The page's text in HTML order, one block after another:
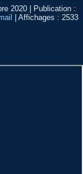
2020 | Publication :
|Affichages : 2533